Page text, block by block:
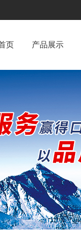
页 产品展示